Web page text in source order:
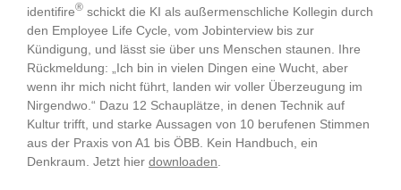
identifire® schickt die KI als außermenschliche Kollegin durch
den Employee Life Cycle, vom Jobinterview bis zur
Kündigung, und lässt sie über uns Menschen staunen. Ihre
Rückmeldung: „Ich bin in vielen Dingen eine Wucht, aber
wenn ihr mich nicht führt, landen wir voller Überzeugung im
Nirgendwo.“ Dazu 12 Schauplätze, in denen Technik auf
Kultur trifft, und starke Aussagen von 10 berufenen Stimmen
aus der Praxis von A1 bis ÖBB. Kein Handbuch, ein
Denkraum. Jetzt hier downloaden